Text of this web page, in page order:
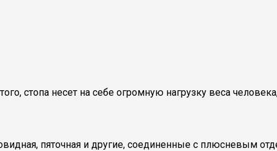
стопа несет на себе огромную нагрузку веса
пяточная и другие, соединенные с плюсневым